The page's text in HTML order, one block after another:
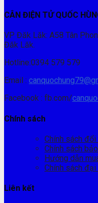
CÂN ĐIỆN TỬ QUỐC
VP Đăk Lăk: A58 Tân
Đăk Lăk.
Hotline:0394 579 579
Email :
Facebook : fb.com/
Chính sách
Chính sách đổi
Chính sách
Hướng dẫn
Chính sách đại
Liên kết